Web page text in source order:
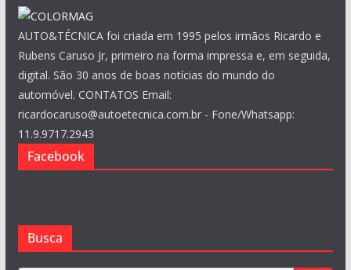
AUTO&TÉCNICA foi criada em 1995 pelos irmãos Ricardo e
Rubens Caruso Jr, primeiro na forma impressa e, em seguida,
digital. São 30 anos de boas notícias do mundo do
automóvel. CONTATOS Email:
ricardocaruso@autoetecnica.com.br - Fone/Whatsapp:
11.9.9717.2943
Facebook
Busca